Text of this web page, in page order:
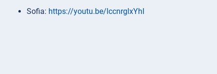
Sofia: https://youtu.be/lccnrglxYhI